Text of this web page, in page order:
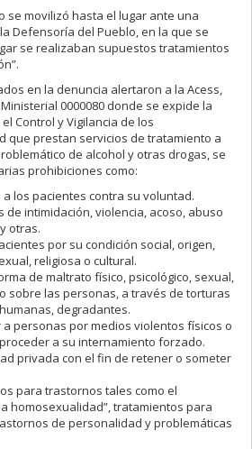
se movilizó hasta el lugar ante una
Defensoría del Pueblo, en la que se
se realizaban supuestos tratamientos
en la denuncia alertaron a la Acess,
0000080 donde se expide la
Control y Vigilancia de los
que prestan servicios de tratamiento a
de alcohol y otras drogas, se
prohibiciones como:
los pacientes contra su voluntad.
de intimidación, violencia, acoso, abuso
otras.
por su condición social, origen,
religiosa o cultural.
de maltrato físico, psicológico, sexual,
sobre las personas, a través de torturas
degradantes.
personas por medios violentos físicos o
a su internamiento forzado.
privada con el fin de retener o someter
para trastornos tales como el
homosexualidad”, tratamientos para
de personalidad y problemáticas